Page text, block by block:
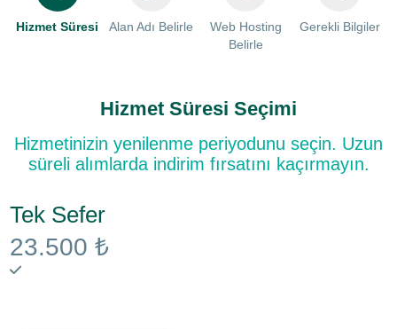
Hizmet Süresi Alan Adı Belirle
Web Hosting
Belirle
Gerekli Bilgiler
Hizmet Süresi Seçimi
Hizmetinizin yenilenme periyodunu seçin. Uzun
süreli alımlarda indirim fırsatını kaçırmayın.
Tek Sefer
23.500 ₺